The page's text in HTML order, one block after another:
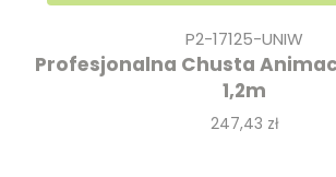
P2-17125-UNIW
Profesjonalna Chusta
1,2m
Cena
247,43 zł